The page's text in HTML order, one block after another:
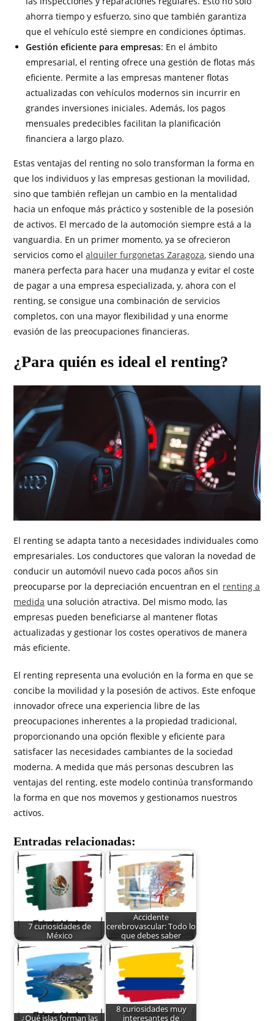
ahorra tiempo y esfuerzo, sino que también garantiza
que el vehículo esté siempre en condiciones óptimas.
Gestión eficiente para empresas: En el ámbito
empresarial, el renting ofrece una gestión de flotas más
eficiente. Permite a las empresas mantener flotas
actualizadas con vehículos modernos sin incurrir en
grandes inversiones iniciales. Además, los pagos
mensuales predecibles facilitan la planificación
financiera a largo plazo.
Estas ventajas del renting no solo transforman la forma en
que los individuos y las empresas gestionan la movilidad,
sino que también reflejan un cambio en la mentalidad
hacia un enfoque más práctico y sostenible de la posesión
de activos. El mercado de la automoción siempre está a la
vanguardia. En un primer momento, ya se ofrecieron
servicios como elalquiler furgonetas Zaragoza, siendo una
manera perfecta para hacer una mudanza y evitar el coste
de pagar a una empresa especializada, y, ahora con el
renting, se consigue una combinación de servicios
completos, con una mayor flexibilidad y una enorme
evasión de las preocupaciones financieras.
¿Para quién es ideal el renting?
El renting se adapta tanto a necesidades individuales como
empresariales. Los conductores que valoran la novedad de
conducir un automóvil nuevo cada pocos años sin
preocuparse por la depreciación encuentran en el renting a
medida una solución atractiva. Del mismo modo, las
empresas pueden beneficiarse al mantener flotas
actualizadas y gestionar los costes operativos de manera
más eficiente.
El renting representa una evolución en la forma en que se
concibe la movilidad y la posesión de activos. Este enfoque
innovador ofrece una experiencia libre de las
preocupaciones inherentes a la propiedad tradicional,
proporcionando una opción flexible y eficiente para
satisfacer las necesidades cambiantes de la sociedad
moderna. A medida que más personas descubren las
ventajas del renting, este modelo continúa transformando
la forma en que nos movemos y gestionamos nuestros
activos.
Entradas relacionadas:
7 curiosidades de
México
Accidente
cerebrovascular: Todo lo
que debes saber
¿Qué islas forman las
8 curiosidades muy
interesantes de